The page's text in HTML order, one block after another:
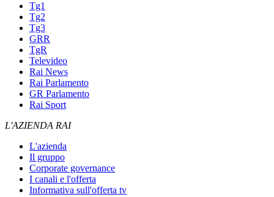
Tg1
Tg2
Tg3
GRR
TgR
Televideo
Rai News
Rai Parlamento
GR Parlamento
Rai Sport
L'AZIENDA RAI
L'azienda
Il gruppo
Corporate governance
I canali e l'offerta
Informativa sull'offerta tv